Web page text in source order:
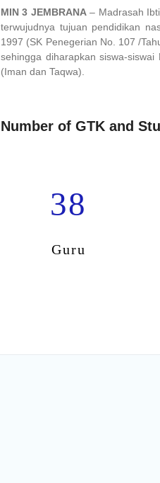
MIN 3 JEMBRANA– Madrasah
terwujudnya tujuan pendidikan
1997 (SK Penegerian No. 107 /
sehingga diharapkan siswa-
(Iman dan Taqwa).
Number of GTK and
38
Guru